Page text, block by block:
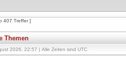
407 Treffer ]
Themen
2026, 22:57 | Alle Zeiten sind UTC